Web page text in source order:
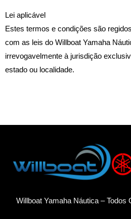
Lei aplicável
Estes termos e condições são
com as leis do Willboat Yamaha
irrevogavelmente à jurisdição
estado ou localidade.
Willboat Yamaha Náutica –